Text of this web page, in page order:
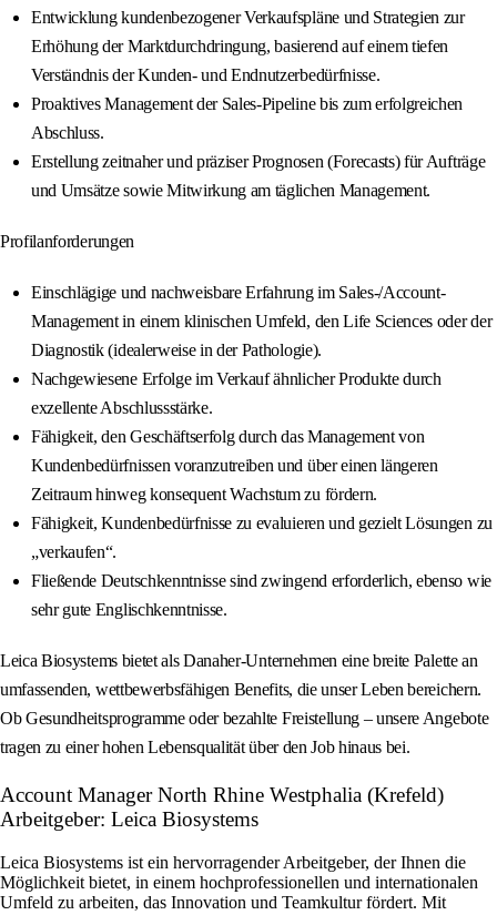
Entwicklung kundenbezogener Verkaufspläne und Strategien zur
Erhöhung der Marktdurchdringung, basierend auf einem tiefen
Verständnis der Kunden- und Endnutzerbedürfnisse.
Proaktives Management der Sales-Pipeline bis zum erfolgreichen
Abschluss.
Erstellung zeitnaher und präziser Prognosen (Forecasts) für Aufträge
und Umsätze sowie Mitwirkung am täglichen Management.
Profilanforderungen
Einschlägige und nachweisbare Erfahrung im Sales-/Account-
Management in einem klinischen Umfeld, den Life Sciences oder der
Diagnostik (idealerweise in der Pathologie).
Nachgewiesene Erfolge im Verkauf ähnlicher Produkte durch
exzellente Abschlussstärke.
Fähigkeit, den Geschäftserfolg durch das Management von
Kundenbedürfnissen voranzutreiben und über einen längeren
Zeitraum hinweg konsequent Wachstum zu fördern.
Fähigkeit, Kundenbedürfnisse zu evaluieren und gezielt Lösungen zu
„verkaufen“.
Fließende Deutschkenntnisse sind zwingend erforderlich, ebenso wie
sehr gute Englischkenntnisse.
Leica Biosystems bietet als Danaher-Unternehmen eine breite Palette an
umfassenden, wettbewerbsfähigen Benefits, die unser Leben bereichern.
Ob Gesundheitsprogramme oder bezahlte Freistellung – unsere Angebote
tragen zu einer hohen Lebensqualität über den Job hinaus bei.
Account Manager North Rhine Westphalia (Krefeld)
Arbeitgeber: Leica Biosystems
Leica Biosystems ist ein hervorragender Arbeitgeber, der Ihnen die
Möglichkeit bietet, in einem hochprofessionellen und internationalen
Umfeld zu arbeiten, das Innovation und Teamkultur fördert. Mit